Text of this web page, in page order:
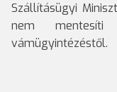
Szállításügyi
nem
vámügyintézéstől.